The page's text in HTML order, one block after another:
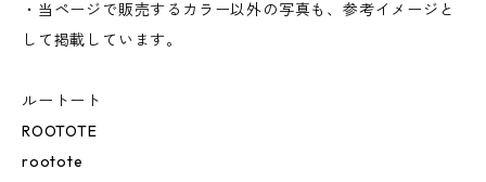
・当ページで販売するカラー以外の写真も、参考イメージと
して掲載しています。
ルートート
ROOTOTE
rootote